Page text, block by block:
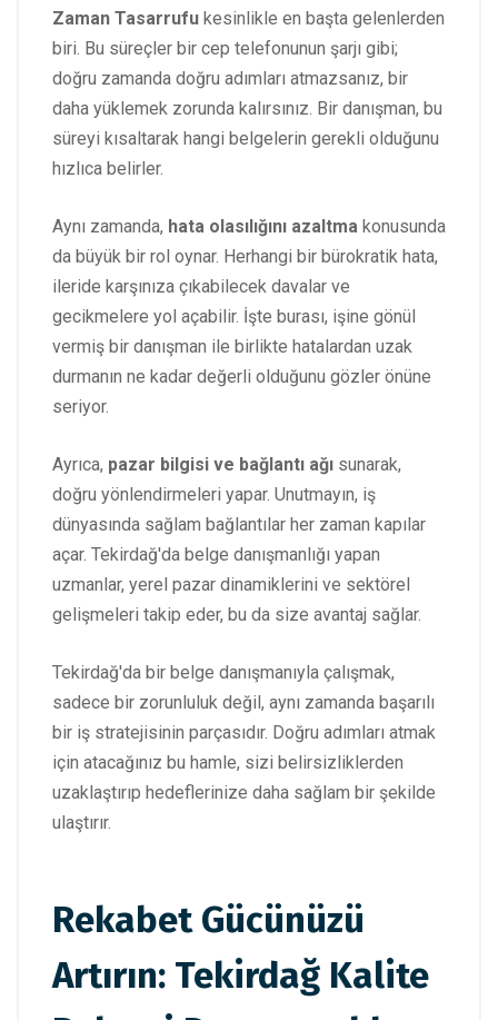
Zaman Tasarrufu kesinlikle en başta gelenlerden
biri. Bu süreçler bir cep telefonunun şarjı gibi;
doğru zamanda doğru adımları atmazsanız, bir
daha yüklemek zorunda kalırsınız. Bir danışman, bu
süreyi kısaltarak hangi belgelerin gerekli olduğunu
hızlıca belirler.
Aynı zamanda, hata olasılığını azaltma konusunda
da büyük bir rol oynar. Herhangi bir bürokratik hata,
ileride karşınıza çıkabilecek davalar ve
gecikmelere yol açabilir. İşte burası, işine gönül
vermiş bir danışman ile birlikte hatalardan uzak
durmanın ne kadar değerli olduğunu gözler önüne
seriyor.
Ayrıca, pazar bilgisi ve bağlantı ağı sunarak,
doğru yönlendirmeleri yapar. Unutmayın, iş
dünyasında sağlam bağlantılar her zaman kapılar
açar. Tekirdağ'da belge danışmanlığı yapan
uzmanlar, yerel pazar dinamiklerini ve sektörel
gelişmeleri takip eder, bu da size avantaj sağlar.
Tekirdağ'da bir belge danışmanıyla çalışmak,
sadece bir zorunluluk değil, aynı zamanda başarılı
bir iş stratejisinin parçasıdır. Doğru adımları atmak
için atacağınız bu hamle, sizi belirsizliklerden
uzaklaştırıp hedeflerinize daha sağlam bir şekilde
ulaştırır.
Rekabet Gücünüzü
Artırın: Tekirdağ Kalite